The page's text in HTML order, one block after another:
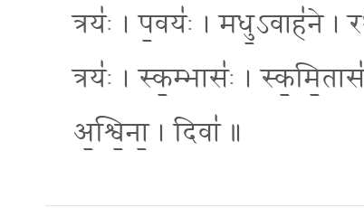
त्रयः॑ । प॒वयः॑ । मधु॒ऽवाह॑ने ।
त्रयः॑ । स्क॒म्भासः॑ ।
अ॒श्वि॒ना॒ । दिवा॑ ॥